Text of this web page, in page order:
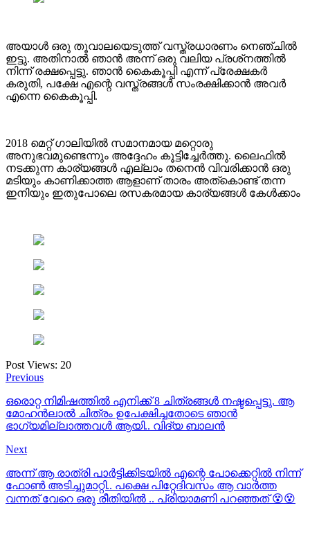
അയാൾ ഒരു തൂവാലയെടുത്ത് വസ്ത്രധാരണം നെഞ്ചിൽ
ഇട്ടു. അതിനാൽ ഞാൻ അന്ന് ഒരു വലിയ പ്രശ്‌നത്തിൽ
നിന്ന് രക്ഷപ്പെട്ടു. ഞാൻ കൈകൂപ്പി എന്ന് പ്രേക്ഷകർ
കരുതി, പക്ഷേ എന്റെ വസ്ത്രങ്ങൾ സംരക്ഷിക്കാൻ അവർ
എന്നെ കൈകൂപ്പി.
2018 മെറ്റ് ഗാലിയിൽ സമാനമായ മറ്റൊരു
അനുഭവമുണ്ടെന്നും അദ്ദേഹം കൂട്ടിച്ചേർത്തു. ലൈഫില്‍
നടക്കുന്ന കാര്യങ്ങള്‍ എല്ലാം തനെന്‍ വിവരിക്കാന്‍ ഒരു
മടിയും കാണിക്കാത്ത ആളാണ് താരം അത്കൊണ്ട് തന്ന
ഇനിയും ഇതുപോലെ രസകരമായ കാര്യങ്ങള്‍ കേള്‍ക്കാം
Post Views: 20
Previous
ഒരൊറ്റ നിമിഷത്തിൽ എനിക്ക് 8 ചിത്രങ്ങൾ നഷ്ടപ്പെട്ടു. ആ
മോഹന്‍ലാല്‍ ചിത്രം ഉപേക്ഷിച്ചതോടെ ഞാന്‍
ഭാഗ്യമില്ലാത്തവള്‍ ആയി.. വിദ്യ ബാലന്‍
Next
അന്ന് ആ രാത്രി പാര്‍ട്ടിക്കിടയില്‍ എന്റെ പോക്കെറ്റില്‍ നിന്ന്
ഫോണ്‍ അടിച്ചുമാറ്റി.. പക്ഷെ പിറ്റേദിവസം ആ വാര്‍ത്ത‍
വന്നത് വേറെ ഒരു രീതിയില്‍ .. പ്രിയാമണി പറഞ്ഞത് 😵😵